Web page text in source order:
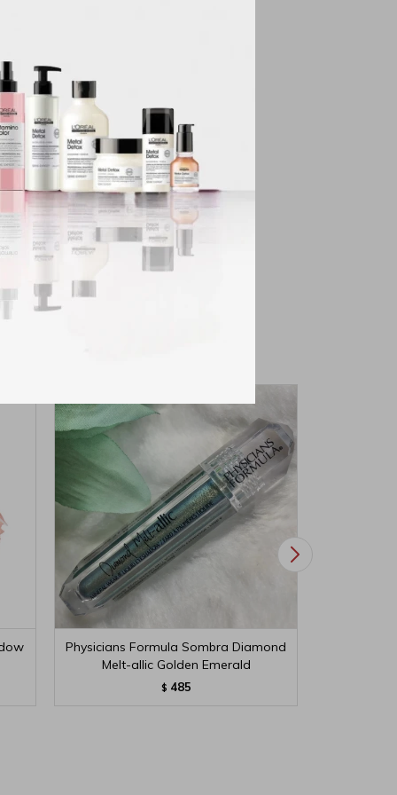
E nutritiva
talco y son
menudo
con
pensando en
que te dejan lucir y
y otros cosméticos
Physicians Formula Sombra Diamond
Melt-allic Golden Emerald
$ 485